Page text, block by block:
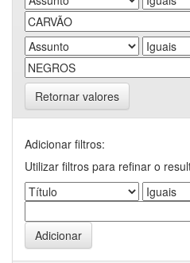
Retornar valores
Adicionar filtros:
Utilizar filtros para refinar o